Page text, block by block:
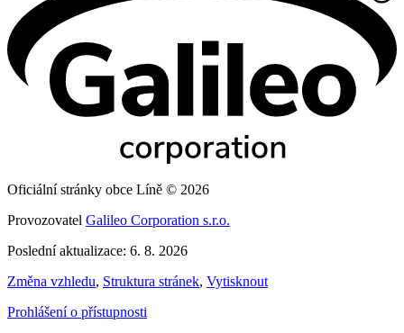
Oficiální stránky obce Líně © 2026
Provozovatel Galileo Corporation s.r.o.
Poslední aktualizace: 6. 8. 2026
Změna vzhledu, Struktura stránek, Vytisknout
Prohlášení o přístupnosti